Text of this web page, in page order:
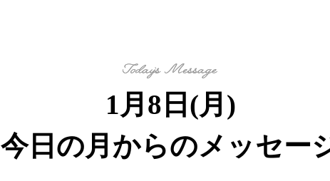
1月8日(月)
今日の月からのメッセー